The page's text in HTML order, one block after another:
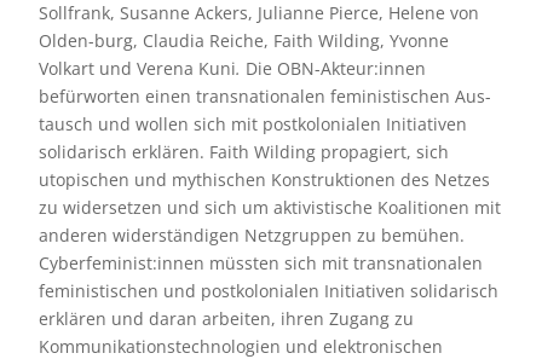
Sollfrank, Susanne Ackers, Julianne Pierce, Helene von
Olden-burg, Claudia Reiche, Faith Wilding, Yvonne
Volkart und Verena Kuni. Die OBN-Akteur:innen
befürworten einen transnationalen feministischen Aus-
tausch und wollen sich mit postkolonialen Initiativen
solidarisch erklären. Faith Wilding propagiert, sich
utopischen und mythischen Konstruktionen des Netzes
zu widersetzen und sich um aktivistische Koalitionen mit
anderen widerständigen Netzgruppen zu bemühen.
Cyberfeminist:innen müssten sich mit transnationalen
feministischen und postkolonialen Initiativen solidarisch
erklären und daran arbeiten, ihren Zugang zu
Kommunikationstechnologien und elektronischen